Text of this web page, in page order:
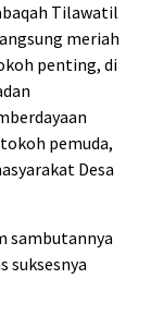
Tilawatil
meriah
penting, di
pemuda,
Desa
sambutannya
suksesnya